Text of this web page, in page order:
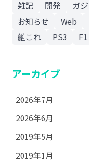
雑記 開発 ガ
お知らせ
Web
艦これ
PS3 F1
アーカイブ
2026年7月
2026年6月
2019年5月
2019年1月